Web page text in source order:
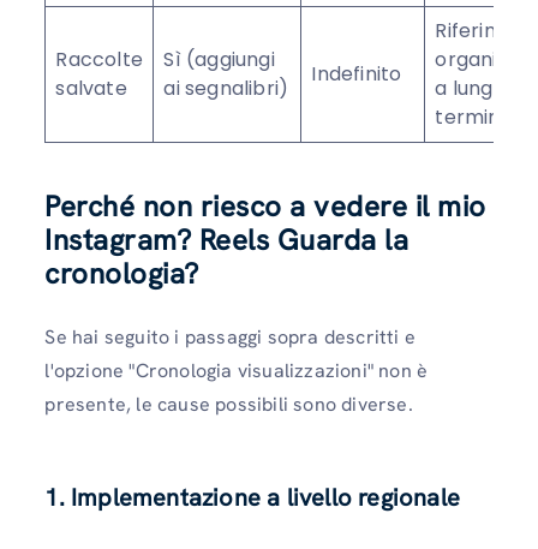
Raccolte
salvate
Sì (aggiungi
ai segnalibri)
Indefinito
a lungo
termine
Perché non riesco a vedere il mio
Instagram? Reels Guarda la
cronologia?
Se hai seguito i passaggi sopra descritti e
l'opzione "Cronologia visualizzazioni" non è
presente, le cause possibili sono diverse.
1. Implementazione a livello regionale